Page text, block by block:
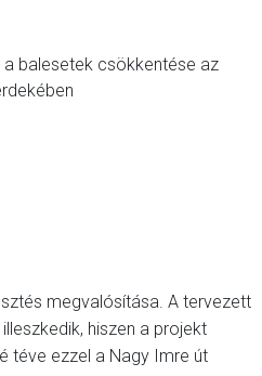
balesetek csökkentése az
megvalósítása. A tervezett
hiszen a projekt
téve ezzel a Nagy Imre út